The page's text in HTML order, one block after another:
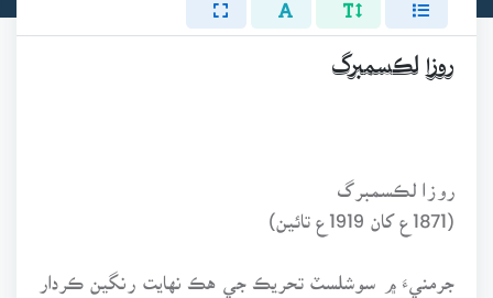
روزا لڪسمبرگ
روزا لڪسمبرگ
(1871ع کان 1919ع تائين)
جرمنيءَ ۾ سوشلسٽ تحريڪ جي هڪ نهايت رنگين ڪردار